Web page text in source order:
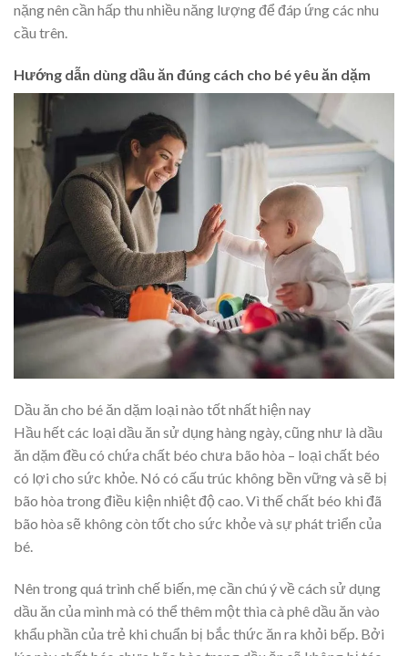
nặng nên cần hấp thu nhiều năng lượng để đáp ứng các nhu
cầu trên.
Hướng dẫn dùng dầu ăn đúng cách cho bé yêu ăn dặm
Dầu ăn cho bé ăn dặm loại nào tốt nhất hiện nay
Hầu hết các loại dầu ăn sử dụng hàng ngày, cũng như là dầu
ăn dặm đều có chứa chất béo chưa bão hòa – loại chất béo
có lợi cho sức khỏe. Nó có cấu trúc không bền vững và sẽ bị
bão hòa trong điều kiện nhiệt độ cao. Vì thế chất béo khi đã
bão hòa sẽ không còn tốt cho sức khỏe và sự phát triển của
bé.
Nên trong quá trình chế biến, mẹ cần chú ý về cách sử dụng
dầu ăn của mình mà có thể thêm một thìa cà phê dầu ăn vào
khẩu phần của trẻ khi chuẩn bị bắc thức ăn ra khỏi bếp. Bởi